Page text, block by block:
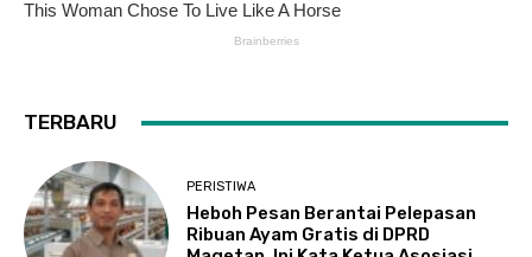
TERBARU
PERISTIWA
Heboh Pesan Berantai Pelepasan
Ribuan Ayam Gratis di DPRD